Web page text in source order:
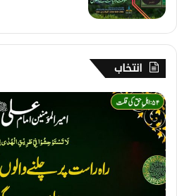
انتخاب
5
4
۔
ا
ہ
ل
ح